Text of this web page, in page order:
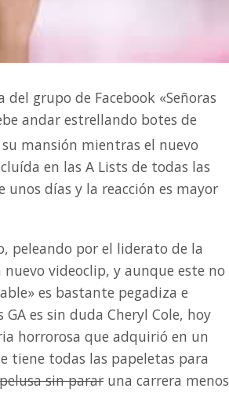
grupo de Facebook «Señoras
andar estrellando botes de
mansión mientras el nuevo
en las A Lists de todas las
unos días y la reacción es mayor
peleando por el liderato de la
videoclip, y aunque este no
es bastante pegadiza e
es sin duda Cheryl Cole, hoy
horrorosa que adquirió en un
tiene todas las papeletas para
pelusa sin parar una carrera menos